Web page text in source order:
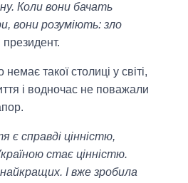
Коли вони бачать
вони розуміють: зло
такої столиці у світі,
і водночас не поважали
справді цінністю,
стає цінністю.
І вже зробила